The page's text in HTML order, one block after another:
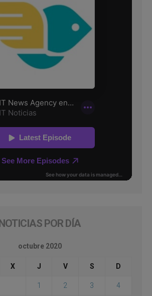
NOTICIAS POR DÍA
octubre 2020
X J V S D
1 2 3 4